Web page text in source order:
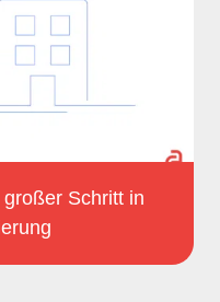
Schritt in